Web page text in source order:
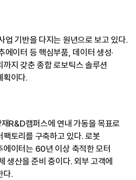
업 기반을 다지는 원년으로 보고 있다.
에이터 등 핵심부품, 데이터 생성·
지 갖춘 종합 로보틱스 솔루션
획이다.
R&D캠퍼스에 연내 가동을 목표로
토리를 구축하고 있다. 로봇
에이터는 60년 이상 축적한 모터
생산을 준비 중이다. 외부 고객에
다.